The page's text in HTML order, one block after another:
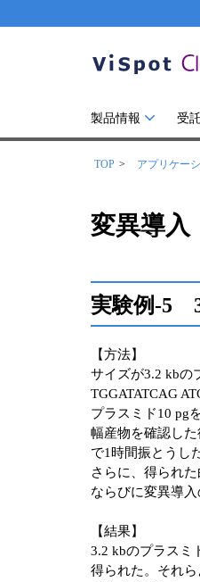
製品情報 受
TOP アプリケー
変異導入
実験例-5
【方法】
サイズが3.2 kbの
TGGATATCAG
プラスミド10 pg
幅産物を確認し
で1時間振とうし
さらに、得られ
ならびに変異導
【結果】
3.2 kbのプラスミ
得られた。それ